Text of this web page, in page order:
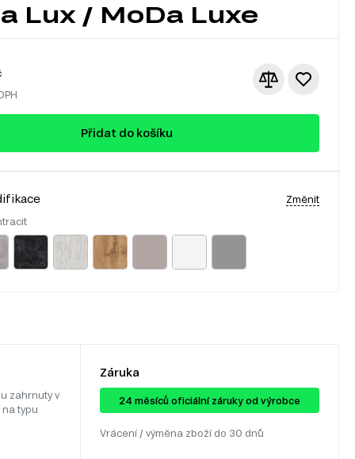
Lux / MoDa Luxe
Přidat do košíku
Změnit
zahrnuty v
typu
Záruka
24 ​​​​měsíců oficiální záruky od výrobce
Vrácení / výměna zboží do 30 dnů